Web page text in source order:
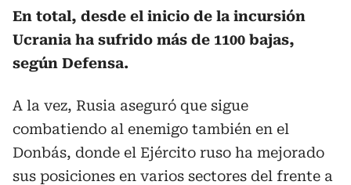
En total, desde el inicio de la incursión
Ucrania ha sufrido más de 1100 bajas,
según Defensa.
A la vez, Rusia aseguró que sigue
combatiendo al enemigo también en el
Donbás, donde el Ejército ruso ha mejorado
sus posiciones en varios sectores del frente a